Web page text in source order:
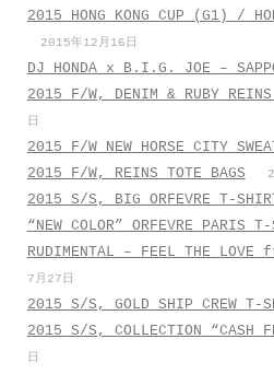
2015 HONG KONG CUP (G1) /
2015年12月16日
DJ HONDA x B.I.G. JOE –
2015 F/W, DENIM & RUBY REINS
日
2015 F/W NEW HORSE CITY
2015 F/W, REINS TOTE BAGS
2015 S/S, BIG ORFEVRE T-
“NEW COLOR” ORFEVRE PARIS
RUDIMENTAL – FEEL THE LOVE
7月27日
2015 S/S, GOLD SHIP CREW T-
2015 S/S, COLLECTION “CASH
日